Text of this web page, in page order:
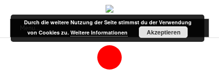
Menu...
Durch die weitere Nutzung der Seite stimmst du der Verwendung
von Cookies zu.Weitere Informationen Akzeptieren